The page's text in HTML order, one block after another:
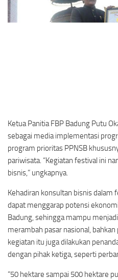
Ketua Panitia FBP Badung Putu
sebagai media implementasi
program prioritas PPNSB
pariwisata. “Kegiatan festival ini
bisnis,” ungkapnya.
Kehadiran konsultan bisnis dalam
dapat menggarap potensi
Badung, sehingga mampu
merambah pasar nasional,
kegiatan itu juga dilakukan
dengan pihak ketiga, seperti
“50 hektare sampai 500 hektare